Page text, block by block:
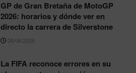
GP de Gran Bretaña de MotoGP
2026: horarios y dónde ver en
directo la carrera de Silverstone
06/08/2026
La FIFA reconoce errores en su